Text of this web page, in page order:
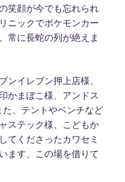
笑顔が今でも忘れられ
ニックでポケモンカー
常に長蛇の列が絶えま
ンイレブン押上店様、
かまぼこ様、アンドス
、テントやベンチなど
ステック様、こどもか
てくださったカワセミ
ます、この場を借りて